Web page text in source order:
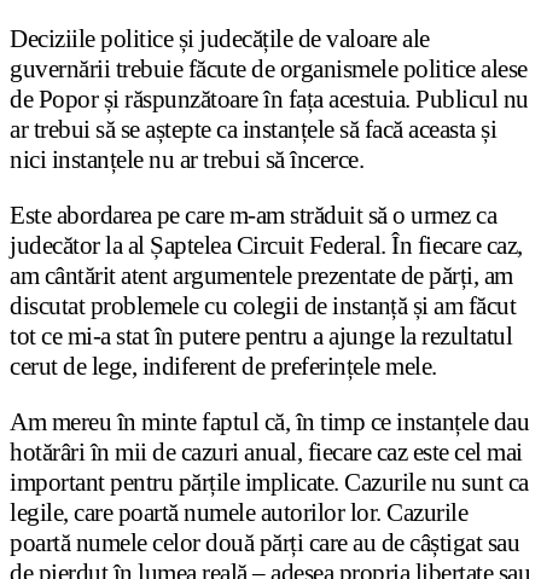
Deciziile politice și judecățile de valoare ale
guvernării trebuie făcute de organismele politice alese
de Popor și răspunzătoare în fața acestuia. Publicul nu
ar trebui să se aștepte ca instanțele să facă aceasta și
nici instanțele nu ar trebui să încerce.
Este abordarea pe care m-am străduit să o urmez ca
judecător la al Șaptelea Circuit Federal. În fiecare caz,
am cântărit atent argumentele prezentate de părți, am
discutat problemele cu colegii de instanță și am făcut
tot ce mi-a stat în putere pentru a ajunge la rezultatul
cerut de lege, indiferent de preferințele mele.
Am mereu în minte faptul că, în timp ce instanțele dau
hotărâri în mii de cazuri anual, fiecare caz este cel mai
important pentru părțile implicate. Cazurile nu sunt ca
legile, care poartă numele autorilor lor. Cazurile
poartă numele celor două părți care au de câștigat sau